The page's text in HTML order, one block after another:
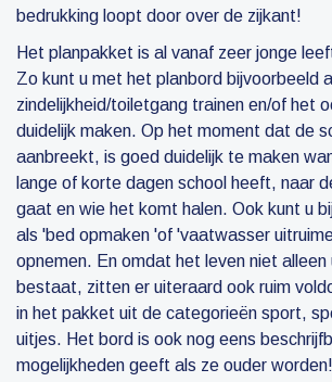
bedrukking loopt door over de zijkant!
Het planpakket is al vanaf zeer jonge
Zo kunt u met het planbord bijvoorbeeld al
zindelijkheid/toiletgang trainen en/of het
duidelijk maken. Op het moment dat de
aanbreekt, is goed duidelijk te maken
lange of korte dagen school heeft, naar
gaat en wie het komt halen. Ook kunt u
als 'bed opmaken 'of 'vaatwasser
opnemen. En omdat het leven niet alleen
bestaat, zitten er uiteraard ook ruim
in het pakket uit de categorieën sport,
uitjes. Het bord is ook nog eens
mogelijkheden geeft als ze ouder worden!